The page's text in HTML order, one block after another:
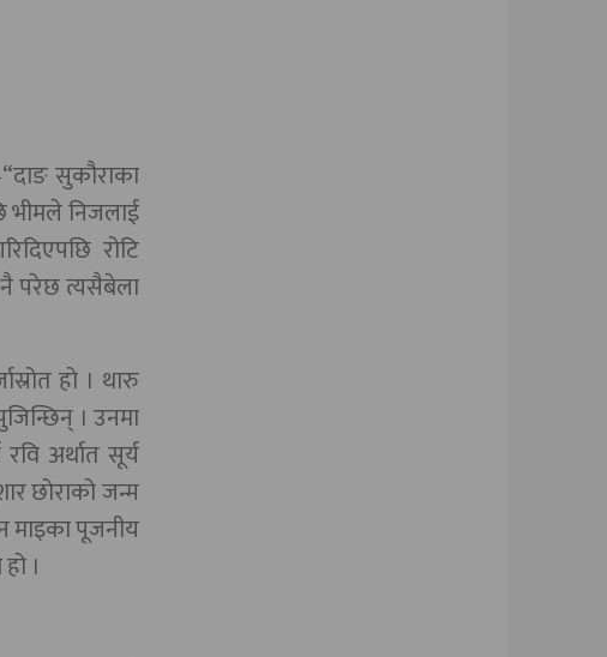
सुकौराका
भीमले निजलाई
रोटि
परेछ त्यसैबेला
हो । थारु
। उनमा
अर्थात सूर्य
छोराको जन्म
माइका पूजनीय
।